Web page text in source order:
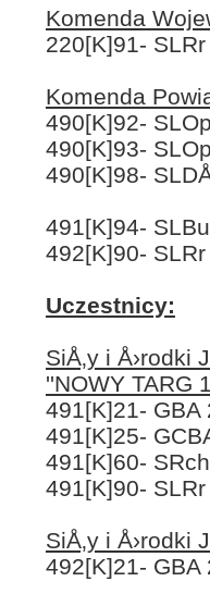
Komenda
220[K]91-
Komenda
490[K]92-
490[K]93-
490[K]98-
491[K]94-
492[K]90-
Uczestnicy:
SiÅ‚y i Å›rodki
''NOWY TARG
491[K]21-
491[K]25-
491[K]60-
491[K]90-
SiÅ‚y i Å›rodki
492[K]21- GBA